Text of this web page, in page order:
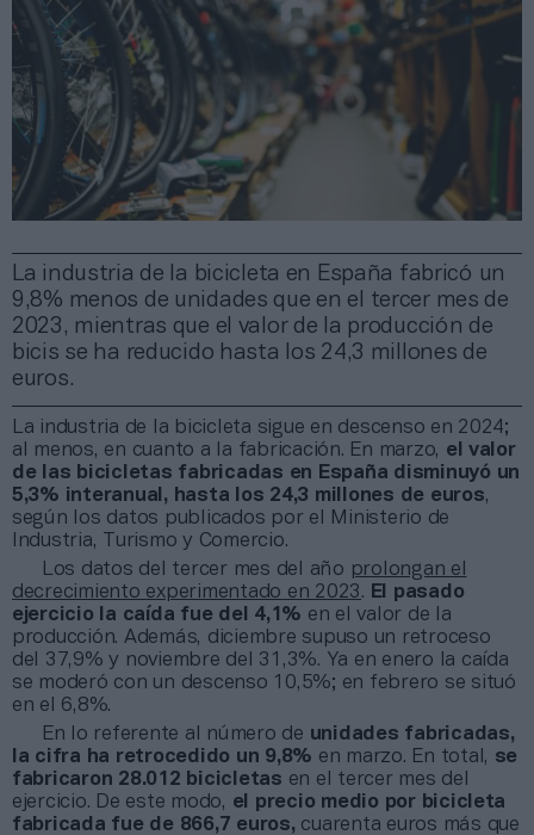
La industria de la bicicleta en España fabricó un
9,8% menos de unidades que en el tercer mes de
2023, mientras que el valor de la producción de
bicis se ha reducido hasta los 24,3 millones de
euros.
La industria de la bicicleta sigue en descenso en 2024;
al menos, en cuanto a la fabricación. En marzo, el valor
de las bicicletas fabricadas en España disminuyó un
5,3% interanual, hasta los 24,3 millones de euros,
según los datos publicados por el Ministerio de
Industria, Turismo y Comercio.
Los datos del tercer mes del año prolongan el
decrecimiento experimentado en 2023 . El pasado
ejercicio la caída fue del 4,1% en el valor de la
producción. Además, diciembre supuso un retroceso
del 37,9% y noviembre del 31,3%. Ya en enero la caída
se moderó con un descenso 10,5%; en febrero se situó
en el 6,8%.
En lo referente al número de unidades fabricadas,
la cifra ha retrocedido un 9,8% en marzo. En total, se
fabricaron 28.012 bicicletas en el tercer mes del
ejercicio. De este modo, el precio medio por bicicleta
fabricada fue de 866,7 euros, cuarenta euros más que